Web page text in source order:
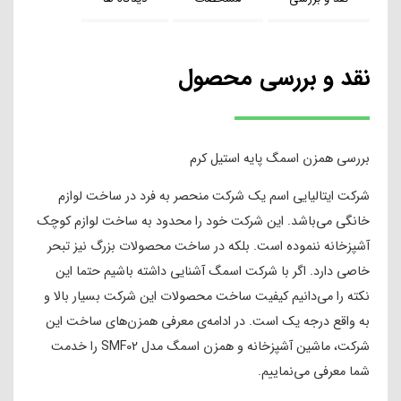
نقد و بررسی محصول
بررسی همزن اسمگ پایه استیل کرم
شرکت ایتالیایی اسم یک شرکت منحصر به فرد در ساخت لوازم
خانگی می‌باشد. این شرکت خود را محدود به ساخت لوازم کوچک
آشپزخانه ننموده است. بلکه در ساخت محصولات بزرگ نیز تبحر
خاصی دارد. اگر با شرکت اسمگ آشنایی داشته باشیم حتما این
نکته را می‌دانیم کیفیت ساخت محصولات این شرکت بسیار بالا و
به واقع درجه یک است. در ادامه‌ی معرفی همزن‌های ساخت این
شرکت، ماشین آشپزخانه و همزن اسمگ مدل SMF02 را خدمت
شما معرفی می‌نماییم.